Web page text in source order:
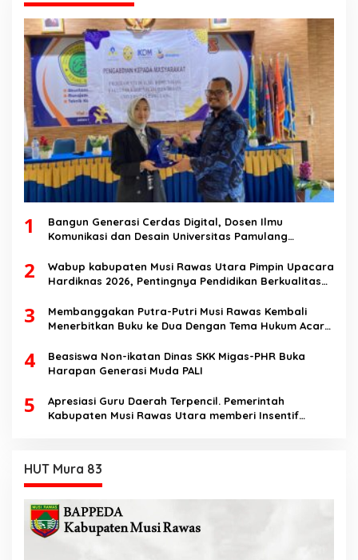
1
Bangun Generasi Cerdas Digital, Dosen Ilmu
Komunikasi dan Desain Universitas Pamulang
Speech di SMK Ikhlas Jawilan
2
Wabup kabupaten Musi Rawas Utara Pimpin Upacara
Hardiknas 2026, Pentingnya Pendidikan Berkualitas
3
Membanggakan Putra-Putri Musi Rawas Kembali
Menerbitkan Buku ke Dua Dengan Tema Hukum Acara
4
Beasiswa Non-ikatan Dinas SKK Migas-PHR Buka
Harapan Generasi Muda PALI
5
Apresiasi Guru Daerah Terpencil. Pemerintah
Kabupaten Musi Rawas Utara memberi Insentif
HUT Mura 83